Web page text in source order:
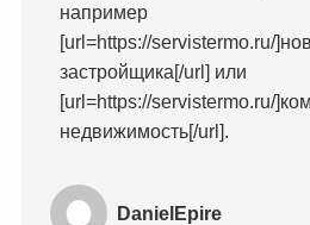
например
[url=https://servistermo.ru/
застройщика[/url] или
[url=https://servistermo.ru/
недвижимость[/url].
DanielEpire